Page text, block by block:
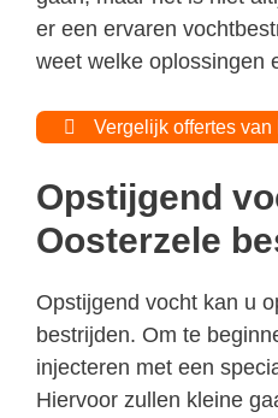
er een ervaren
weet welke oplossingen
Vergelijk offertes
Opstijgend
Oosterzele
Opstijgend vocht kan u
bestrijden. Om te
injecteren met een
Hiervoor zullen kleine